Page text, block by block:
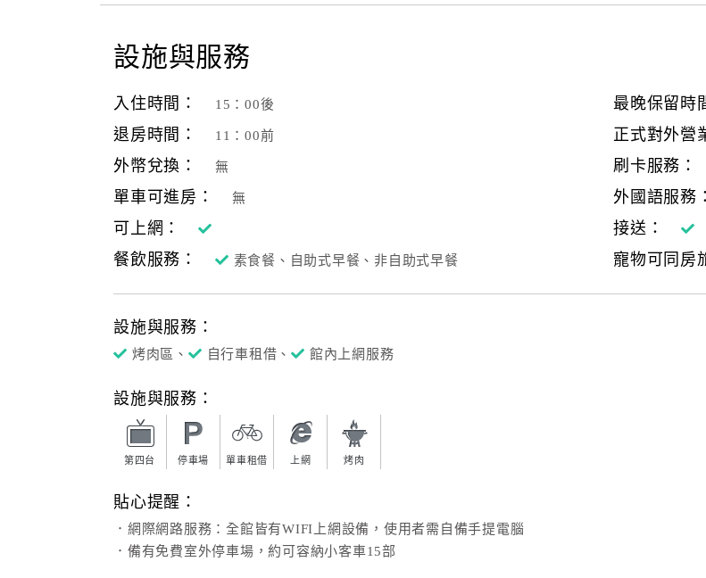
設施與服務
入住時間： 15：00後 最晚保留時
退房時間： 11：00前 正式對外營
外幣兌換： 無 刷卡服務：
單車可進房： 無 外國語服務：
可上網：
接送：
餐飲服務：
素食餐、自助式早餐、非自助式早餐 寵物可同房
設施與服務：
烤肉區、 自行車租借、 館內上網服務
設施與服務：
第四台 停車場 單車租借 上網 烤肉
貼心提醒：
．網際網路服務：全館皆有WIFI上網設備，使用者需自備手提電腦
．備有免費室外停車場，約可容納小客車15部